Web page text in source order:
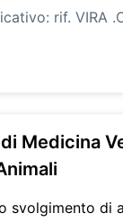
rif. VIRA
Medicina
svolgimento di